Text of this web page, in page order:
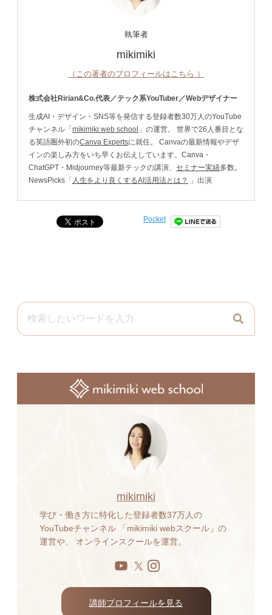
執筆者
mikimiki
（この著者のプロフィールはこちら ）
株式会社Ririan&Co.代表／テック系YouTuber／Webデザイナー
生成AI・デザイン・SNS等を発信する登録者数30万人のYouTube
チャンネル「 mikimiki web school 」の運営。 世界で26人番目とな
る英語圏外初のCanva Expertsに就任。 Canvaの最新情報やデザ
インの楽しみ方をいち早くお伝えしています。Canva・
ChatGPT・Midjourney等最新テックの講演、 セミナー実績多数。
NewsPicks「 人生をより良くするAI活用法とは？ 」出演
Pocket
mikimiki
学び・働き方に特化した登録者数37万人の
YouTubeチャンネル 「mikimiki webスクール」の
運営や、 オンラインスクールを運営。
講師プロフィールを見る